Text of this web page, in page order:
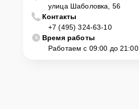
улица Шаболовка, 56
Контакты
+7 (495) 324-63-10
Время работы
Работаем с 09:00 до 21:00